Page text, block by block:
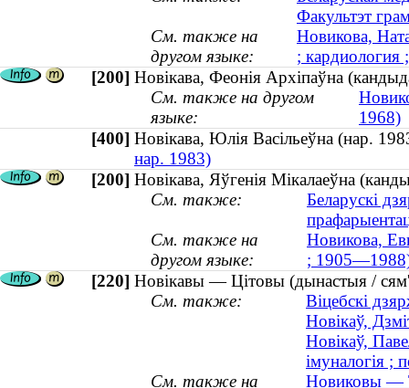
Факультэт
См. также на
другом языке:
Новикова,
; кардиология
[200] Новікава, Феонія Архіпаўна
См. также на другом
языке:
1968)
[400] Новікава, Юлія Васільеўна (нар.
нар. 1983)
[200] Новікава, Яўгенія Мікалаеўна
См. также:
Беларускі
См. также на
другом языке:
Новикова,
;
[220] Новікавы — Цітовы (дынастыя /
См. также:
Віцебскі
Новікаў,
Новікаў,
імуналогія
См. также на
Новиковы —